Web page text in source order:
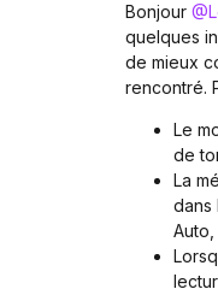
Bonjour ​
quelques
de mieux
rencontré.
Le
de
La
dans